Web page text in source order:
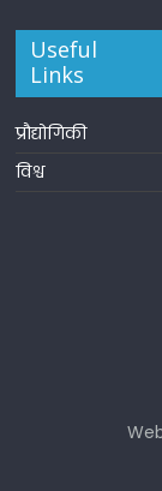
Useful
Links
प्रौद्योगिकी
विश्व